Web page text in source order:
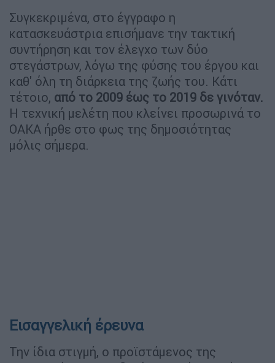
Συγκεκριμένα, στο έγγραφο η
κατασκευάστρια επισήμανε την τακτική
συντήρηση και τον έλεγχο των δύο
στεγάστρων, λόγω της φύσης του έργου και
καθ' όλη τη διάρκεια της ζωής του. Κάτι
τέτοιο, από το 2009 έως το 2019 δε γινόταν.
Η τεχνική μελέτη που κλείνει προσωρινά το
ΟΑΚΑ ήρθε στο φως της δημοσιότητας
μόλις σήμερα.
Εισαγγελική έρευνα
Την ίδια στιγμή, ο προϊστάμενος της